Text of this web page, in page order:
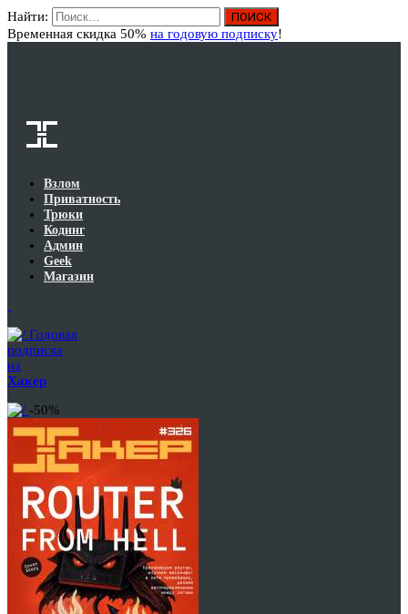
Найти:
Временная скидка 50% на годовую подписку!
Взлом
Приватность
Трюки
Кодинг
Админ
Geek
Магазин
Годовая
подписка
на
Хакер
-50%